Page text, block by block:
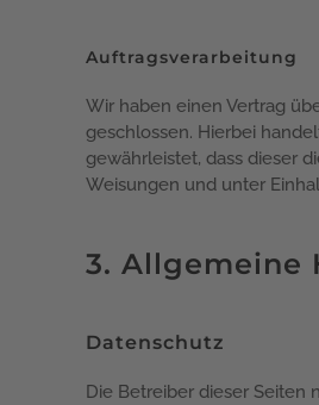
Auftragsverarbeitung
Wir haben einen Vertrag
geschlossen. Hierbei
gewährleistet, dass dieser
Weisungen und unter
3. Allgemeine
Datenschutz
Die Betreiber dieser Seiten